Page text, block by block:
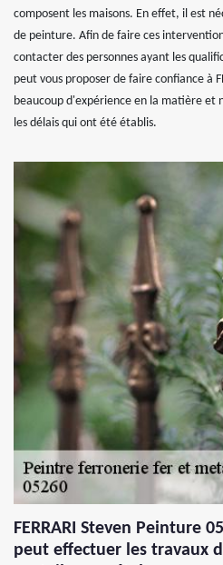
composent les maisons. En effet, il est
de peinture. Afin de faire ces
contacter des personnes ayant les
peut vous proposer de faire confiance à
beaucoup d'expérience en la matière et
les délais qui ont été établis.
FERRARI Steven Peinture
peut effectuer les travaux